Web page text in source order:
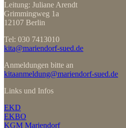
Leitung: Juliane Arendt
Grimmingweg 1a
12107 Berlin
Tel: 030 7413010
kita@mariendorf-sued.de
Anmeldungen bitte an
kitaanmeldung@mariendorf-sued.de
Links und Infos
EKD
EKBO
KGM Mariendorf